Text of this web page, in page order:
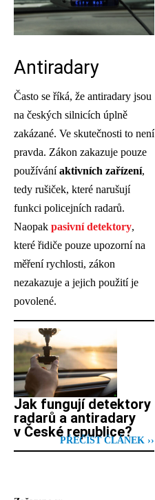
Antiradary
Často se říká, že antiradary jsou
na českých silnicích úplně
zakázané. Ve skutečnosti to není
pravda. Zákon zakazuje pouze
používáníaktivních zařízení,
tedy rušiček, které narušují
funkci policejních radarů.
Naopak pasivní detektory,
které řidiče pouze upozorní na
měření rychlosti, zákon
nezakazuje a jejich použití je
povolené.
Jak fungují detektory
radarů a antiradary
v České republice?
PŘEČÍST ČLÁNEK ››